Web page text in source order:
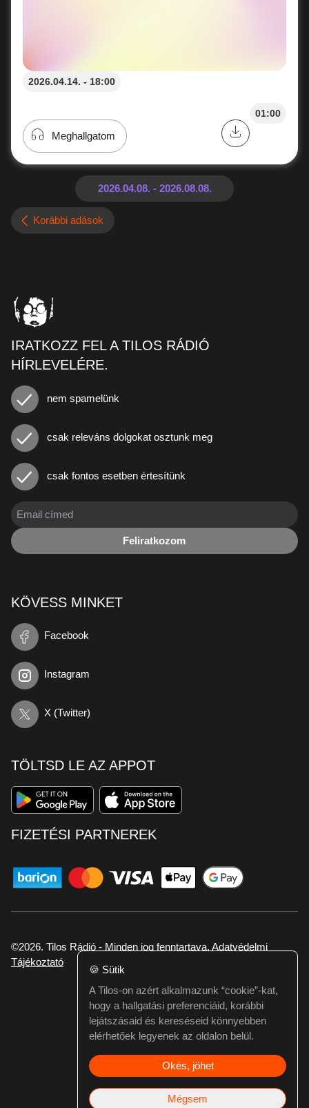
2026.04.14. - 18:00
01:00
Meghallgatom
Korábbi adások
IRATKOZZ FEL A TILOS RÁDIÓ
HÍRLEVELÉRE.
nem spamelünk
csak releváns dolgokat osztunk meg
csak fontos esetben értesítünk
Feliratkozom
KÖVESS MINKET
Facebook
Instagram
X (Twitter)
TÖLTSD LE AZ APPOT
FIZETÉSI PARTNEREK
©2026. Tilos Rádió - Minden jog fenntartava. Adatvédelmi
Tájékoztató
Ha hibát találtál vagy kérdésed van itt jelezd:
webmester@tilos.hu
🍪 Sütik
A Tilos-on azért alkalmazunk “cookie”-kat,
hogy a hallgatási preferenciáid, korábbi
lejátszásaid és kereséseid könnyebben
elérhetőek legyenek az oldalon belül.
Okés, jöhet
Mégsem